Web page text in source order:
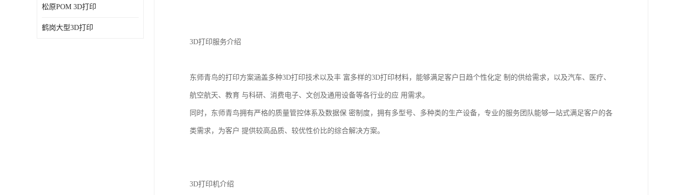
松原POM 3D打印
鹤岗大型3D打印
3D打印服务介绍
东师青鸟的打印方案涵盖多种3D打印技术以及丰 富多样的3D打印材料，能够满足客户日趋个性化定 制的供给需求，以及汽车、医疗、
航空航天、教育 与科研、消费电子、文创及通用设备等各行业的应 用需求。
同时，东师青鸟拥有严格的质量管控体系及数据保 密制度，拥有多型号、多种类的生产设备，专业的服务团队能够一站式满足客户的各
类需求，为客户 提供较高品质、较优性价比的综合解决方案。
3D打印机介绍